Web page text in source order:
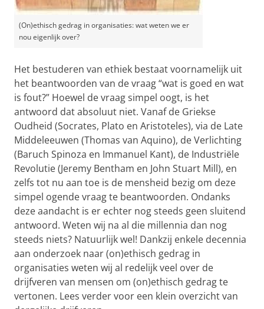
(On)ethisch gedrag in organisaties: wat weten we er
nou eigenlijk over?
Het bestuderen van ethiek bestaat voornamelijk uit
het beantwoorden van de vraag “wat is goed en wat
is fout?” Hoewel de vraag simpel oogt, is het
antwoord dat absoluut niet. Vanaf de Griekse
Oudheid (Socrates, Plato en Aristoteles), via de Late
Middeleeuwen (Thomas van Aquino), de Verlichting
(Baruch Spinoza en Immanuel Kant), de Industriële
Revolutie (Jeremy Bentham en John Stuart Mill), en
zelfs tot nu aan toe is de mensheid bezig om deze
simpel ogende vraag te beantwoorden. Ondanks
deze aandacht is er echter nog steeds geen sluitend
antwoord. Weten wij na al die millennia dan nog
steeds niets? Natuurlijk wel! Dankzij enkele decennia
aan onderzoek naar (on)ethisch gedrag in
organisaties weten wij al redelijk veel over de
drijfveren van mensen om (on)ethisch gedrag te
vertonen. Lees verder voor een klein overzicht van